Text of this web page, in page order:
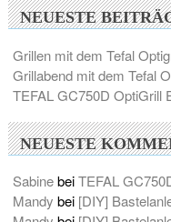
NEUESTE
Grillen mit dem Tefal
Grillabend mit dem Tefal
TEFAL GC750D OptiGrill
NEUESTE
SabinebeiTEFAL
Mandy bei [DIY]